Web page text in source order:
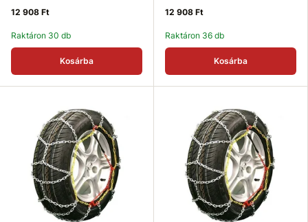
12 908 Ft
Raktáron 30 db
Kosárba
12 908 Ft
Raktáron 36 db
Kosárba